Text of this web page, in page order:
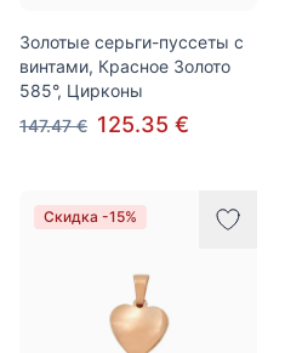
Золотые серьги-пуссеты с
винтами, Красное Золото
585°, Цирконы
147.47 € 125.35 €
Скидка -15%